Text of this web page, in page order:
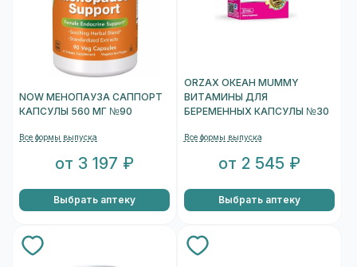
NOW МЕНОПАУЗА САППОРТ
КАПСУЛЫ 560 МГ №90
Все формы выпуска
от 3 197 ₽
Выбрать аптеку
ORZAX ОКЕАН MUMMY
ВИТАМИНЫ ДЛЯ
БЕРЕМЕННЫХ КАПСУЛЫ №30
Все формы выпуска
от 2 545 ₽
Выбрать аптеку